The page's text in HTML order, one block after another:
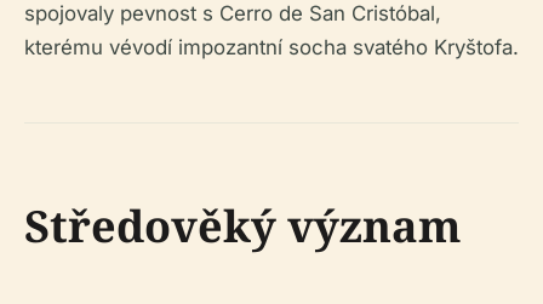
spojovaly pevnost s Cerro de San Cristóbal,
kterému vévodí impozantní socha svatého Kryštofa.
Středověký význam